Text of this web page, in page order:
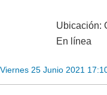
Ubicación:
En línea
Viernes 25 Junio 2021